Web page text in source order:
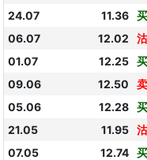
24.07
11.36
06.07
12.02
01.07
12.25
09.06
12.50
05.06
12.28
21.05
11.95
07.05
12.74